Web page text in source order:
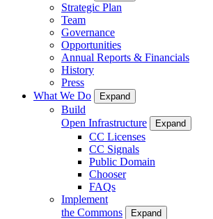
Strategic Plan
Team
Governance
Opportunities
Annual Reports & Financials
History
Press
What We Do
Expand
Build
Open Infrastructure
Expand
CC Licenses
CC Signals
Public Domain
Chooser
FAQs
Implement
the Commons
Expand